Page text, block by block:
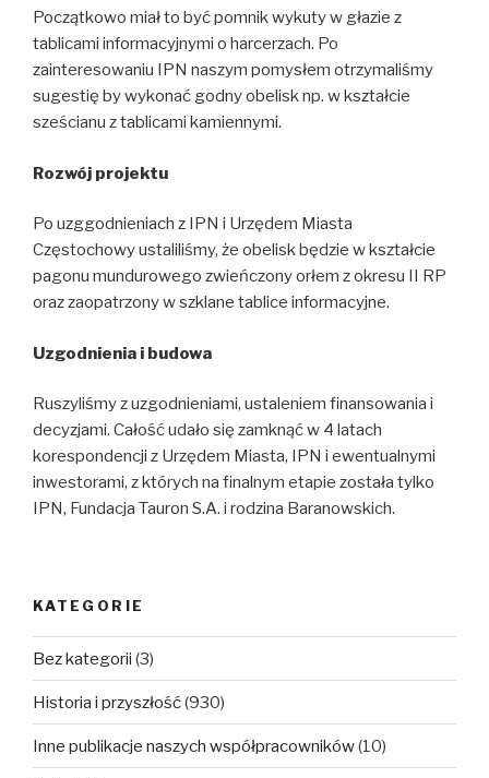
Początkowo miał to być pomnik wykuty w głazie z
tablicami informacyjnymi o harcerzach. Po
zainteresowaniu IPN naszym pomysłem otrzymaliśmy
sugestię by wykonać godny obelisk np. w kształcie
sześcianu z tablicami kamiennymi.
Rozwój projektu
Po uzggodnieniach z IPN i Urzędem Miasta
Częstochowy ustaliliśmy, że obelisk będzie w kształcie
pagonu mundurowego zwieńczony orłem z okresu II RP
oraz zaopatrzony w szklane tablice informacyjne.
Uzgodnienia i budowa
Ruszyliśmy z uzgodnieniami, ustaleniem finansowania i
decyzjami. Całość udało się zamknąć w 4 latach
korespondencji z Urzędem Miasta, IPN i ewentualnymi
inwestorami, z których na finalnym etapie została tylko
IPN, Fundacja Tauron S.A. i rodzina Baranowskich.
KATEGORIE
Bez kategorii (3)
Historia i przyszłość(930)
Inne publikacje naszych współpracowników(10)